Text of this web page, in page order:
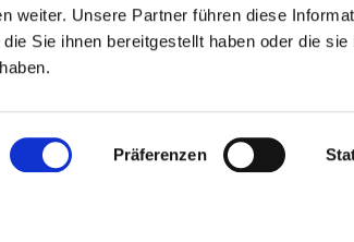
weiter. Unsere Partner führen diese
Sie ihnen bereitgestellt haben oder die
Präferenzen
mehr erfahren
Oppenheim
Velodrom